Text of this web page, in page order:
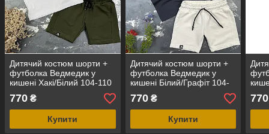
Дитячий костюм шорти +
футболка Ведмедик у
кишені Хакі/Білий 104-110
770 ₴
Купити
Дитячий костюм шорти +
футболка Ведмедик у
кишені Білий/Графіт 104-
770₴
Купити
770